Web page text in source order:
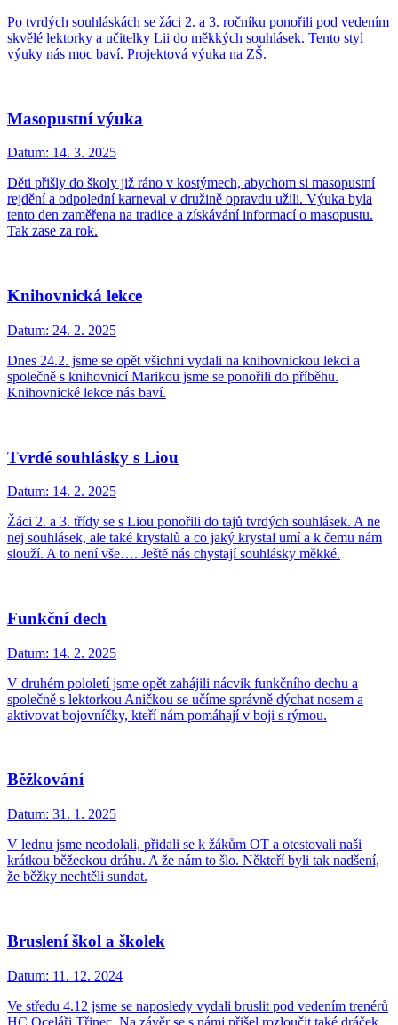
Po tvrdých souhláskách se žáci 2. a 3. ročníku ponořili pod vedením
skvělé lektorky a učitelky Lii do měkkých souhlásek. Tento styl
výuky nás moc baví. Projektová výuka na ZŠ.
Masopustní výuka
Datum: 14. 3. 2025
Děti přišly do školy již ráno v kostýmech, abychom si masopustní
rejdění a odpolední karneval v družině opravdu užili. Výuka byla
tento den zaměřena na tradice a získávání informací o masopustu.
Tak zase za rok.
Knihovnická lekce
Datum: 24. 2. 2025
Dnes 24.2. jsme se opět všichni vydali na knihovnickou lekci a
společně s knihovnicí Marikou jsme se ponořili do příběhu.
Knihovnické lekce nás baví.
Tvrdé souhlásky s Liou
Datum: 14. 2. 2025
Žáci 2. a 3. třídy se s Liou ponořili do tajů tvrdých souhlásek. A ne
nej souhlásek, ale také krystalů a co jaký krystal umí a k čemu nám
slouží. A to není vše…. Ještě nás chystají souhlásky měkké.
Funkční dech
Datum: 14. 2. 2025
V druhém pololetí jsme opět zahájili nácvik funkčního dechu a
společně s lektorkou Aničkou se učíme správně dýchat nosem a
aktivovat bojovníčky, kteří nám pomáhají v boji s rýmou.
Běžkování
Datum: 31. 1. 2025
V lednu jsme neodolali, přidali se k žákům OT a otestovali naši
krátkou běžeckou dráhu. A že nám to šlo. Někteří byli tak nadšení,
že běžky nechtěli sundat.
Bruslení škol a školek
Datum: 11. 12. 2024
Ve středu 4.12 jsme se naposledy vydali bruslit pod vedením trenérů
HC Oceláři Třinec. Na závěr se s námi přišel rozloučit také dráček